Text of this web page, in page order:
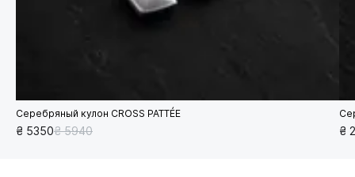
Серебряный кулон CROSS PATTÉE
₴ 5350₴ 5940 ₴